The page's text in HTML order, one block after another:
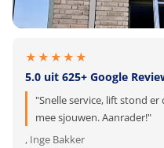
★★★★★
5.0 uit 625+ Google
"Snelle service, lift stond
mee sjouwen. Aanrader!"
, Inge Bakker